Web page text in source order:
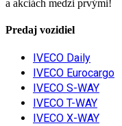
a akciách medzi prvými!
Predaj vozidiel
IVECO Daily
IVECO Eurocargo
IVECO S-WAY
IVECO T-WAY
IVECO X-WAY